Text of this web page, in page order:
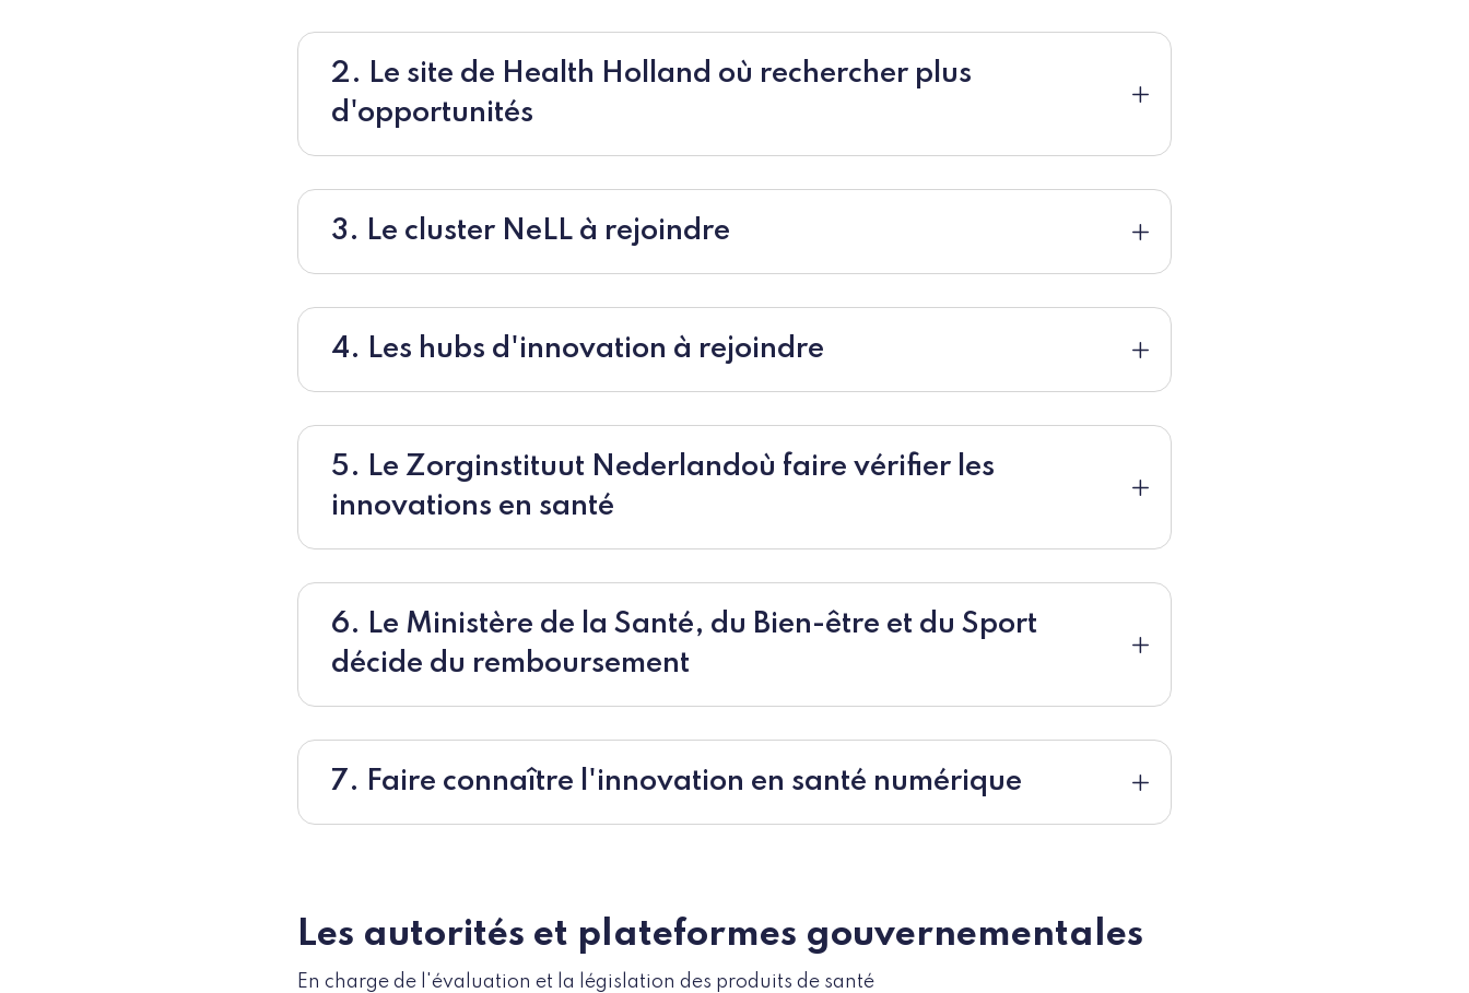
2. Le site de Health Holland où rechercher plus
d'opportunités
3. Le cluster NeLL à rejoindre
4. Les hubs d'innovation à rejoindre
5. Le Zorginstituut Nederlandoù faire vérifier les
innovations en santé
6. Le Ministère de la Santé, du Bien-être et du Sport
décide du remboursement
7. Faire connaître l'innovation en santé numérique
Les autorités et plateformes gouvernementales
En charge de l'évaluation et la législation des produits de santé